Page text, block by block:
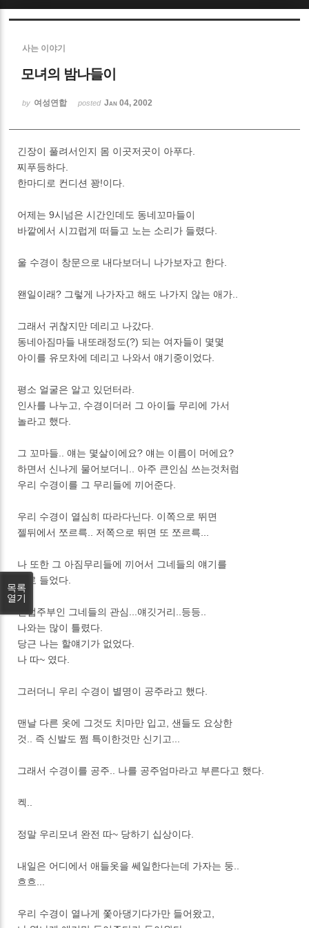
사는 이야기
모녀의 밤나들이
by 여성연합 posted Jan 04, 2002
긴장이 풀려서인지 몸 이곳저곳이 아푸다.
찌푸등하다.
한마디로 컨디션 꽝!이다.
어제는 9시넘은 시간인데도 동네꼬마들이
바깥에서 시끄럽게 떠들고 노는 소리가 들렸다.
울 수경이 창문으로 내다보더니 나가보자고 한다.
왠일이래? 그렇게 나가자고 해도 나가지 않는 애가..
그래서 귀찮지만 데리고 나갔다.
동네아짐마들 내또래정도(?) 되는 여자들이 몇몇
아이를 유모차에 데리고 나와서 얘기중이었다.
평소 얼굴은 알고 있던터라.
인사를 나누고, 수경이더러 그 아이들 무리에 가서
놀라고 했다.
그 꼬마들.. 얘는 몇살이에요? 얘는 이름이 머에요?
하면서 신나게 물어보더니.. 아주 큰인심 쓰는것처럼
우리 수경이를 그 무리들에 끼어준다.
우리 수경이 열심히 따라다닌다. 이쪽으로 뛰면
젤뒤에서 쪼르륵.. 저쪽으로 뛰면 또 쪼르륵...
나 또한 그 아짐무리들에 끼어서 그네들의 얘기를
주로 들었다.
전업주부인 그네들의 관심...얘깃거리..등등..
나와는 많이 틀렸다.
당근 나는 할얘기가 없었다.
나 따~ 였다.
그러더니 우리 수경이 별명이 공주라고 했다.
맨날 다른 옷에 그것도 치마만 입고, 샌들도 요상한
것.. 즉 신발도 쩜 특이한것만 신기고...
그래서 수경이를 공주.. 나를 공주엄마라고 부른다고 했다.
켁..
정말 우리모녀 완전 따~ 당하기 십상이다.
내일은 어디에서 애들옷을 쎄일한다는데 가자는 둥..
흐흐...
우리 수경이 열나게 쫓아댕기다가만 들어왔고,
목록
열기
Sketchbook5, 스케치북5
Sketchbook5, 스케치북5